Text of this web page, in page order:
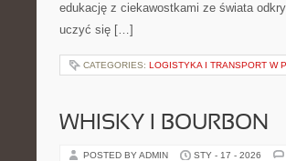
edukację z ciekawostkami ze świata
uczyć się […]
CATEGORIES: LOGISTYKA I TRANSPORT W
WHISKY I BOURBON
POSTED BY ADMIN STY - 17 - 2026